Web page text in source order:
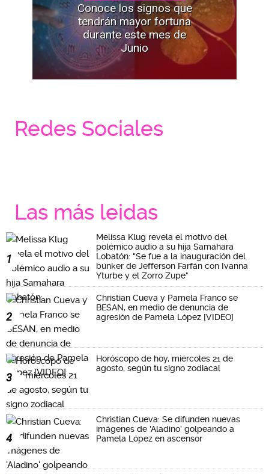
Conoce los signos que
tendrán mayor fortuna
durante este mes de
Junio
Redes Sociales
Las más leidas
1
Melissa Klug revela el motivo del
polémico audio a su hija Samahara
Lobatón: "Se fue a la inauguración del
búnker de Jefferson Farfán con Ivanna
Yturbe y el Zorro Zupe"
2
Christian Cueva y Pamela Franco se
BESAN, en medio de denuncia de
agresión de Pamela López [VIDEO]
3
Horóscopo de hoy, miércoles 21 de
agosto, según tu signo zodiacal
4
Christian Cueva: Se difunden nuevas
imágenes de 'Aladino' golpeando a
Pamela López en ascensor